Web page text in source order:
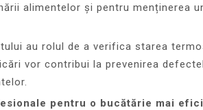
alimentelor și pentru menținerea
au rolul de a verifica starea
vor contribui la prevenirea
pentru o bucătărie mai